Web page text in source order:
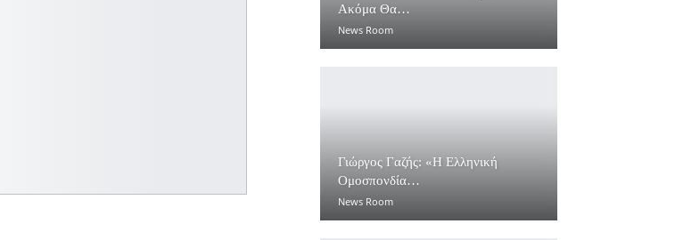
Ακόμα Θα…
News Room
Γιώργος Γαζής: «Η Ελληνική
Ομοσπονδία…
News Room